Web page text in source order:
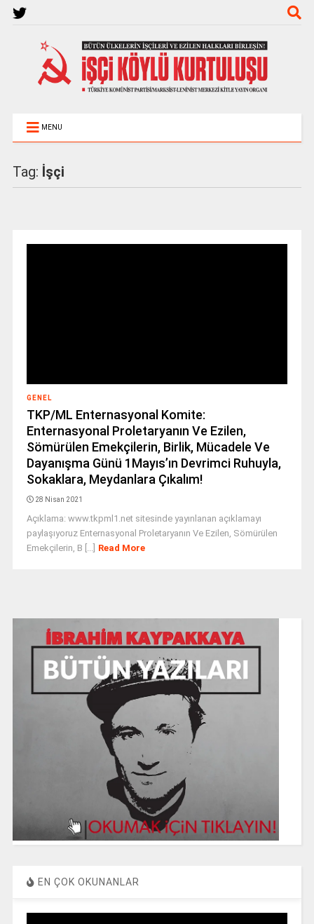
MENU
Tag: İşçi
GENEL
TKP/ML Enternasyonal Komite:
Enternasyonal Proletaryanın Ve Ezilen,
Sömürülen Emekçilerin, Birlik, Mücadele Ve
Dayanışma Günü 1Mayıs’ın Devrimci Ruhuyla,
Sokaklara, Meydanlara Çıkalım!
28 Nisan 2021
Açıklama: www.tkpml1.net sitesinde yayınlanan açıklamayı
paylaşıyoruz Enternasyonal Proletaryanın Ve Ezilen, Sömürülen
Emekçilerin, B [...] Read More
EN ÇOK OKUNANLAR